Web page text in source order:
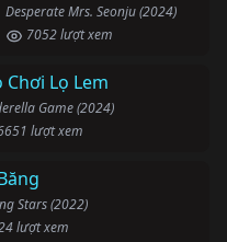
Desperate Mrs. Seonju (2024)
7052 lượt xem
Chơi Lọ Lem
Game (2024)
lượt xem
Stars (2022)
lượt xem